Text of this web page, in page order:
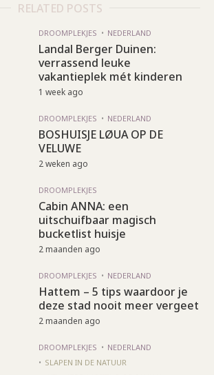
RELATED POSTS
DROOMPLEKJES NEDERLAND
Landal Berger Duinen:
verrassend leuke
vakantieplek mét kinderen
1 week ago
DROOMPLEKJES NEDERLAND
BOSHUISJE LØUA OP DE
VELUWE
2 weken ago
DROOMPLEKJES
Cabin ANNA: een
uitschuifbaar magisch
bucketlist huisje
2 maanden ago
DROOMPLEKJES NEDERLAND
Hattem – 5 tips waardoor je
deze stad nooit meer vergeet
2 maanden ago
DROOMPLEKJES
NEDERLAND
SLAPEN IN DE NATUUR